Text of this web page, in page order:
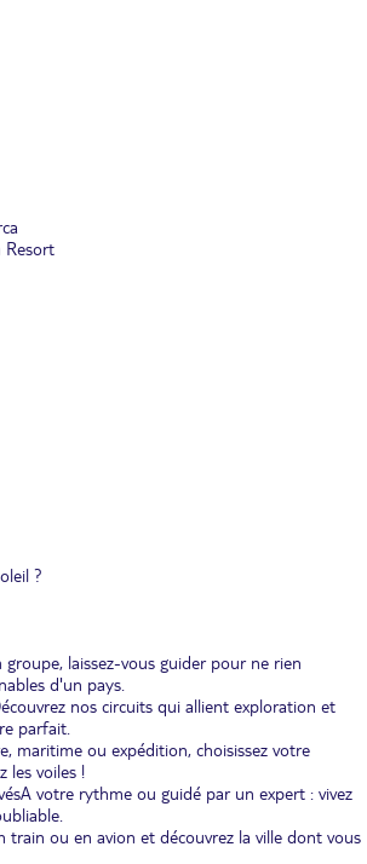
Resort
?
groupe, laissez-vous guider pour ne rien
d'un pays.
nos circuits qui allient exploration et
parfait.
maritime ou expédition, choisissez votre
les voiles !
A votre rythme ou guidé par un expert : vivez
train ou en avion et découvrez la ville dont vous